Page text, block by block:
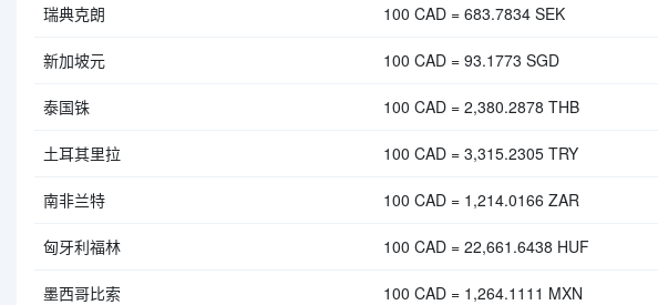
瑞典克朗 100 CAD = 683.7834 SEK
新加坡元 100 CAD = 93.1773 SGD
泰国铢 100 CAD = 2,380.2878 THB
土耳其里拉 100 CAD = 3,315.2305 TRY
南非兰特 100 CAD = 1,214.0166 ZAR
匈牙利福林 100 CAD = 22,661.6438 HUF
墨西哥比索 100 CAD = 1,264.1111 MXN